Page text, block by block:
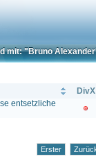
mit: "Bruno
DivX
entsetzliche
Erster